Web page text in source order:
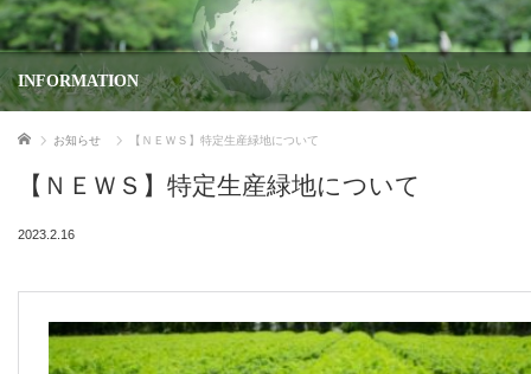
INFORMATION
ホーム お知らせ 【ＮＥＷＳ】特定生産緑地について
【ＮＥＷＳ】特定生産緑地について
2023.2.16